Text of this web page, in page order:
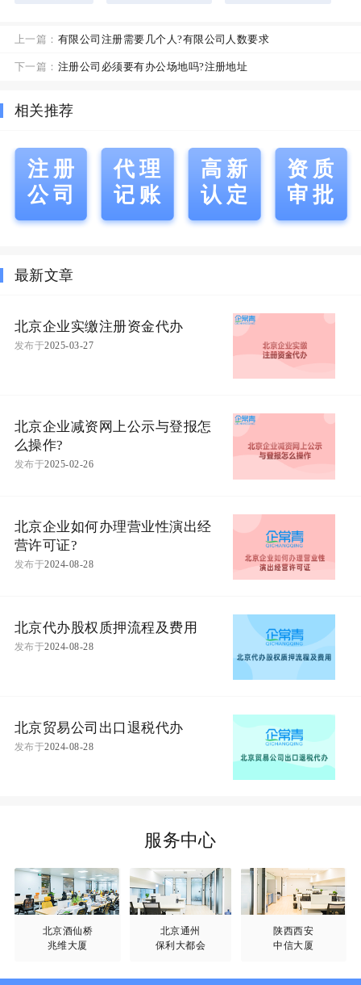
上一篇： 有限公司注册需要几个人?有限公司人数要求
下一篇： 注册公司必须要有办公场地吗?注册地址
相关推荐
注册
公司
代理
记账
高新
认定
资质
审批
最新文章
北京企业实缴注册资金代办
发布于2025-03-27
北京企业减资网上公示与登报怎
么操作?
发布于2025-02-26
北京企业如何办理营业性演出经
营许可证?
发布于2024-08-28
北京代办股权质押流程及费用
发布于2024-08-28
北京贸易公司出口退税代办
发布于2024-08-28
服务中心
北京酒仙桥
兆维大厦
北京通州
保利大都会
陕西西安
中信大厦